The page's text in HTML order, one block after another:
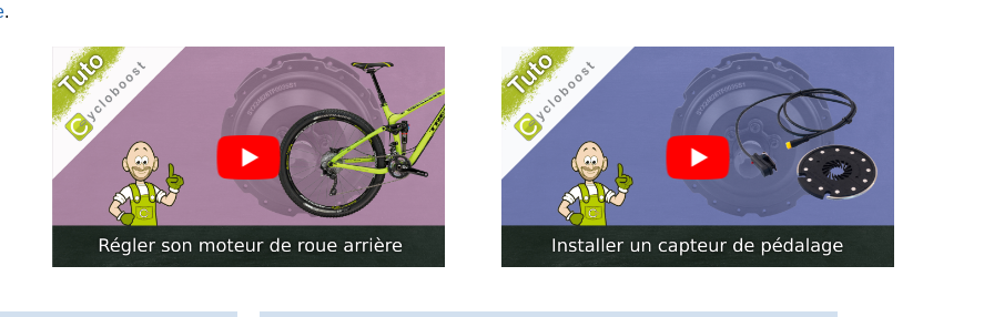
.